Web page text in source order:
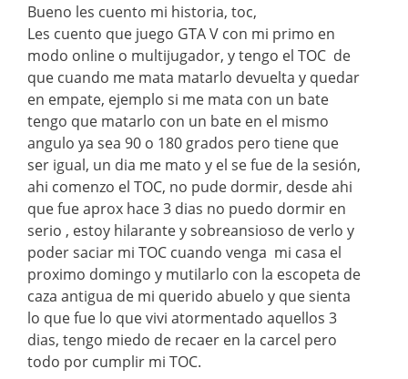
Bueno les cuento mi historia, toc,
Les cuento que juego GTA V con mi primo en
modo online o multijugador, y tengo el TOC de
que cuando me mata matarlo devuelta y quedar
en empate, ejemplo si me mata con un bate
tengo que matarlo con un bate en el mismo
angulo ya sea 90 o 180 grados pero tiene que
ser igual, un dia me mato y el se fue de la sesión,
ahi comenzo el TOC, no pude dormir, desde ahi
que fue aprox hace 3 dias no puedo dormir en
serio , estoy hilarante y sobreansioso de verlo y
poder saciar mi TOC cuando venga mi casa el
proximo domingo y mutilarlo con la escopeta de
caza antigua de mi querido abuelo y que sienta
lo que fue lo que vivi atormentado aquellos 3
dias, tengo miedo de recaer en la carcel pero
todo por cumplir mi TOC.